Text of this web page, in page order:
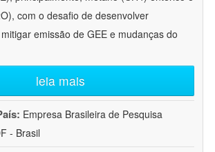
com o desafio de desenvolver
emissão de GEE e mudanças do
leia mais
Empresa Brasileira de Pesquisa
- Brasil